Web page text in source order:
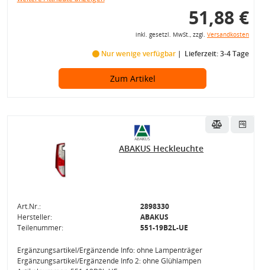
51,88 €
inkl. gesetzl. MwSt., zzgl. Versandkosten
Nur wenige verfügbar Lieferzeit: 3-4 Tage
Zum Artikel
ABAKUS Heckleuchte
Art.Nr.:
2898330
Hersteller:
ABAKUS
Teilenummer:
551-19B2L-UE
Ergänzungsartikel/Ergänzende Info: ohne Lampenträger
Ergänzungsartikel/Ergänzende Info 2: ohne Glühlampen